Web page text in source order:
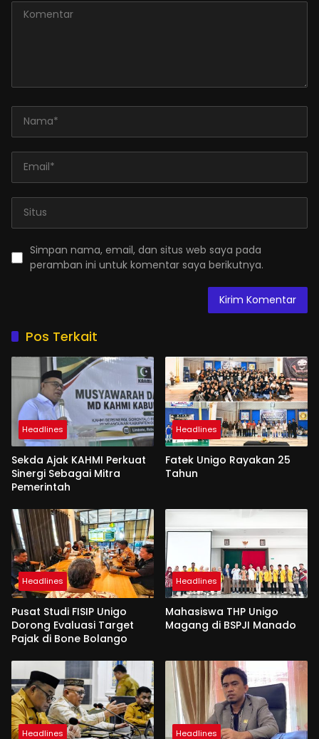
Simpan nama, email, dan situs web saya pada
peramban ini untuk komentar saya berikutnya.
Pos Terkait
Headlines
Sekda Ajak KAHMI Perkuat
Sinergi Sebagai Mitra
Pemerintah
Headlines
Fatek Unigo Rayakan 25
Tahun
Headlines
Pusat Studi FISIP Unigo
Dorong Evaluasi Target
Pajak di Bone Bolango
Headlines
Mahasiswa THP Unigo
Magang di BSPJI Manado
Headlines Headlines